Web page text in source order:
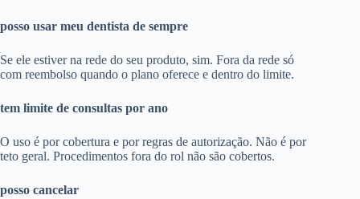
posso usar meu dentista de sempre
Se ele estiver na rede do seu produto, sim. Fora da rede só
com reembolso quando o plano oferece e dentro do limite.
tem limite de consultas por ano
O uso é por cobertura e por regras de autorização. Não é por
teto geral. Procedimentos fora do rol não são cobertos.
posso cancelar